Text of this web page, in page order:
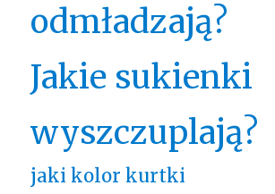
odmładzają?
Jakie sukienki
wyszczuplają?
jaki kolor kurtki